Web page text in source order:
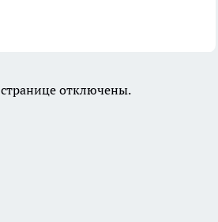
отключены.